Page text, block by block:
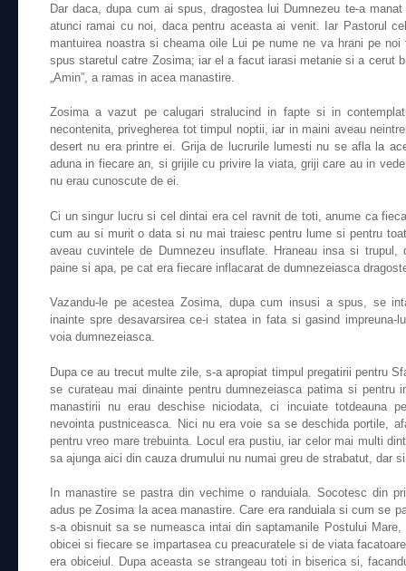
Dar daca, dupa cum ai spus, dragostea lui Dumnezeu te-a
atunci ramai cu noi, daca pentru aceasta ai venit. Iar Pastorul
mantuirea noastra si cheama oile Lui pe nume ne va hrani pe noi
spus staretul catre Zosima; iar el a facut iarasi metanie si a cerut
„Amin”, a ramas in acea manastire.
Zosima a vazut pe calugari stralucind in fapte si in
necontenita, privegherea tot timpul noptii, iar in maini aveau
desert nu era printre ei. Grija de lucrurile lumesti nu se afla la
aduna in fiecare an, si grijile cu privire la viata, griji care au in
nu erau cunoscute de ei.
Ci un singur lucru si cel dintai era cel ravnit de toti, anume ca
cum au si murit o data si nu mai traiesc pentru lume si pentru
aveau cuvintele de Dumnezeu insuflate. Hraneau insa si
paine si apa, pe cat era fiecare inflacarat de dumnezeiasca
Vazandu-le pe acestea Zosima, dupa cum insusi a spus, se
inainte spre desavarsirea ce-i statea in fata si gasind impreuna-
voia dumnezeiasca.
Dupa ce au trecut multe zile, s-a apropiat timpul pregatirii pentru
se curateau mai dinainte pentru dumnezeiasca patima si pentru
manastirii nu erau deschise niciodata, ci incuiate totdeauna
nevointa pustniceasca. Nici nu era voie sa se deschida portile,
pentru vreo mare trebuinta. Locul era pustiu, iar celor mai multi
sa ajunga aici din cauza drumului nu numai greu de strabatut, dar
In manastire se pastra din vechime o randuiala. Socotesc din
adus pe Zosima la acea manastire. Care era randuiala si cum se
s-a obisnuit sa se numeasca intai din saptamanile Postului
obicei si fiecare se impartasea cu preacuratele si de viata
era obiceiul. Dupa aceasta se strangeau toti in biserica si,